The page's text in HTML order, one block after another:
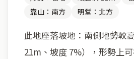
靠山：南方
明堂：北方
此地座落坡地：南側地勢較
21m、坡度 7%），形勢上